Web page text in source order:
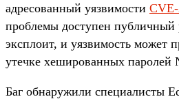
адресованный уязвимости
проблемы доступен публичный
эксплоит, и уязвимость может
утечке хешированных паролей
Баг обнаружили специалисты